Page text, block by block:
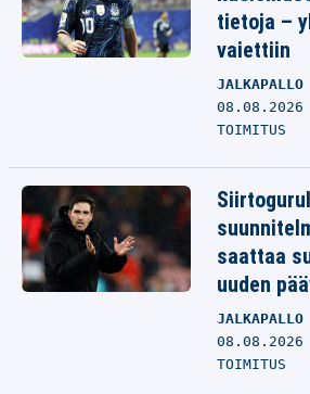
tietoja –
vaiettiin
JALKAPALLO
TOIMITUS
saattaa
uuden
JALKAPALLO
TOIMITUS